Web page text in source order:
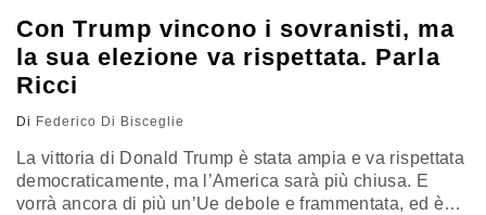
Con Trump vincono i sovranisti, ma
la sua elezione va rispettata. Parla
Ricci
Di Federico Di Bisceglie
La vittoria di Donald Trump è stata ampia e va rispettata
democraticamente, ma l’America sarà più chiusa. E
vorrà ancora di più un’Ue debole e frammentata, ed è